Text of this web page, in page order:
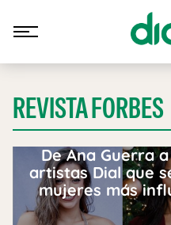
REVISTA FORBES
De Ana Guerra
artistas Dial que
mujeres más